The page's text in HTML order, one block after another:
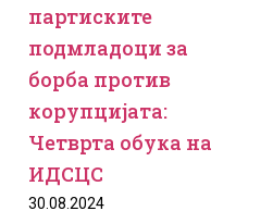
партиските
подмладоци за
борба против
корупцијата:
Четврта обука на
ИДСЦС
30.08.2024